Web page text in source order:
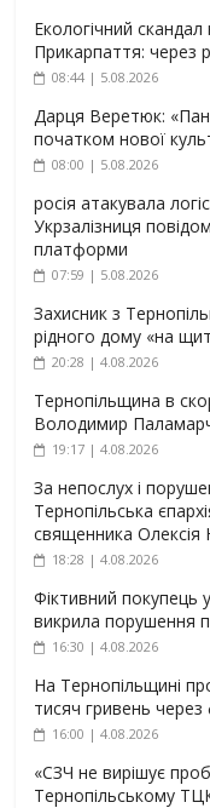
Екологічний
Прикарпаття: через
08:44 | 5.08.2026
Дарця Веретюк:
початком нової
08:00 | 5.08.2026
росія атакувала
Укрзалізниця
платформи
07:59 | 5.08.2026
Захисник з
рідного дому «на
20:28 | 4.08.2026
Тернопільщина в
Володимир
19:17 | 4.08.2026
За непослух і
Тернопільська
священника
18:28 | 4.08.2026
Фіктивний покупець
викрила порушення
16:30 | 4.08.2026
На Тернопільщині
тисяч гривень
16:00 | 4.08.2026
«СЗЧ не вирішує
Тернопільському